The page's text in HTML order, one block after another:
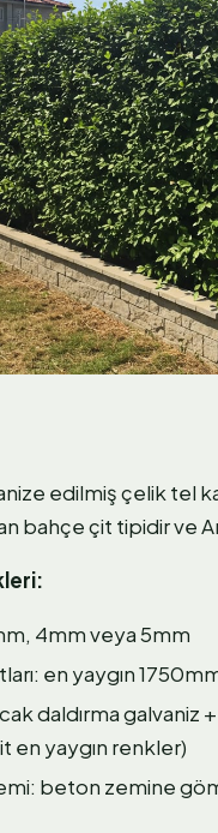
edilmiş çelik tel
bahçe çit tipidir ve
4mm veya 5mm
en yaygın
daldırma
en yaygın renkler)
beton zemine